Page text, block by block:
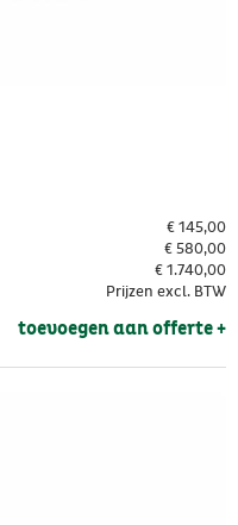
€ 145,00
€ 580,00
€ 1.740,00
Prijzen excl. BTW
toevoegen aan offerte +